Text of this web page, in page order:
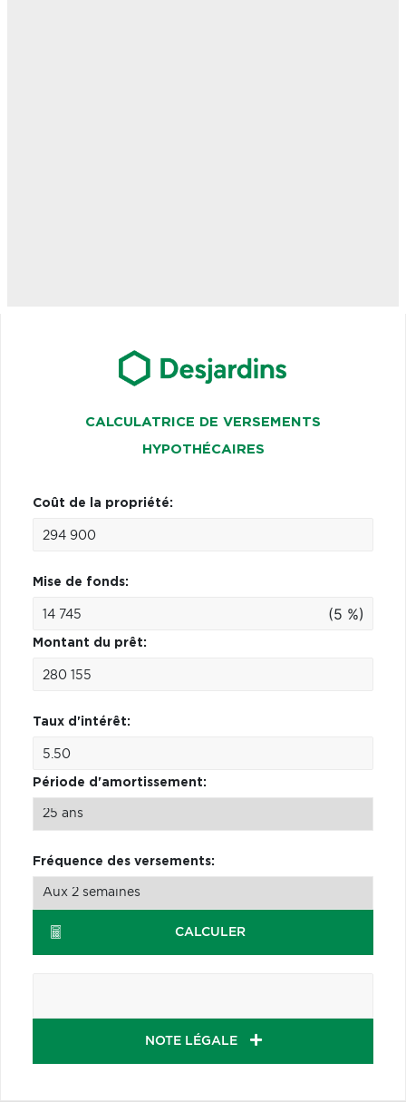
CALCULATRICE DE VERSEMENTS
HYPOTHÉCAIRES
Coût de la propriété:
Mise de fonds:
(5 %)
Montant du prêt:
Taux d'intérêt:
Période d'amortissement:
Fréquence des versements:
CALCULER
NOTE LÉGALE